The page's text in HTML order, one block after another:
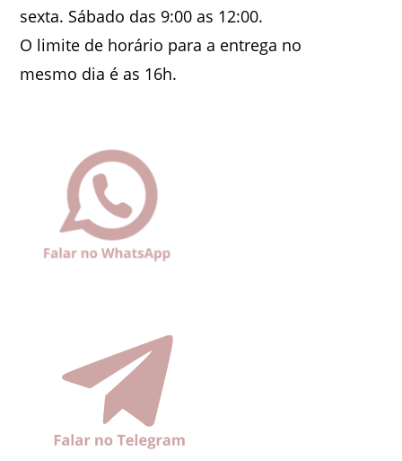
sexta. Sábado das 9:00 as 12:00.
O limite de horário para a entrega no
mesmo dia é as 16h.